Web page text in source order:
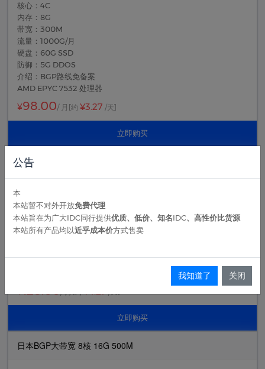
核心：4C
内存：8G
带宽：300M
流量：1000G/月
硬盘：60G SSD
防御：5G DDOS
介绍：BGP路线免备案
AMD EPYC 7532 处理器
¥98.00/ 月 [约 ¥3.27 /天]
立即购买
日本BGP大带宽 8核 8G 500M
核心：8C
内存：8G
带宽：500M
流量：1500G/月
硬盘：100G SSD
介绍：BGP路线免备案
¥128.00 [约¥4.27/天]
立即购买
日本BGP大带宽 8核 16G 500M
公告
本
本站暂不对外开放免费代理
本站旨在为广大IDC同行提供优质、低价、知名IDC、高性价比货源
本站所有产品均以近乎成本价方式售卖
我知道了 关闭